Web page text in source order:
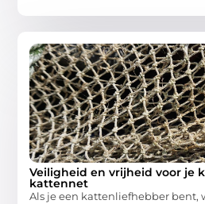
Veiligheid en vrijheid voor je
kattennet
Als je een kattenliefhebber bent,